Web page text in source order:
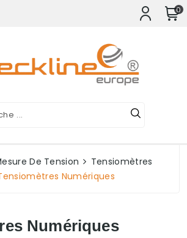
0
De Tension
Tensiomètres
Numériques
Numériques